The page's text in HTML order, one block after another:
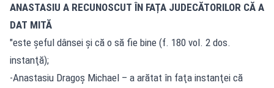
ANASTASIU A RECUNOSCUT ÎN FAȚA JUDECĂTORILOR CĂ A
DAT MITĂ
"este şeful dânsei şi că o să fie bine (f. 180 vol. 2 dos.
instanţă);
-Anastasiu Dragoş Michael – a arătat în faţa instanţei că